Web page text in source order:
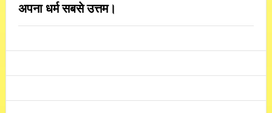
अपना धर्म सबसे उत्तम।